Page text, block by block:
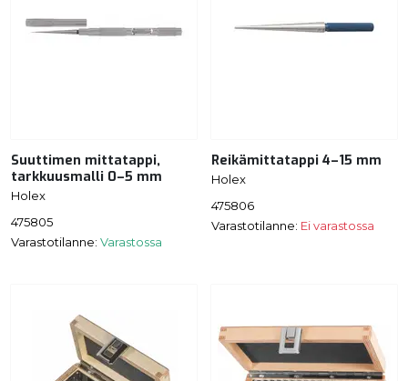
Suuttimen mittatappi,
tarkkuusmalli 0–5 mm
Holex
475805
Varastotilanne: Varastossa
Reikämittatappi 4–15 mm
Holex
475806
Varastotilanne: Ei varastossa